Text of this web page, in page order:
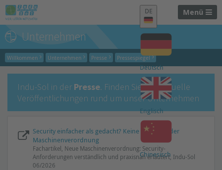
Menü
DE
Deutsch
Englisch
Chinesisch
Unternehmen
Willkommen Unternehmen Presse Pressespiegel
Indu-Sol in der Presse. Finden Sie hier aktuelle
Veröffentlichungen rund um unser Unternehmen
Security einfacher als gedacht? Keine Angst vor der
Maschinenverordnung
Fachartikel, Neue Maschinenverordnung: Security-
Anforderungen verständlich und praxisnah erläutert, Indu-Sol
06/2026